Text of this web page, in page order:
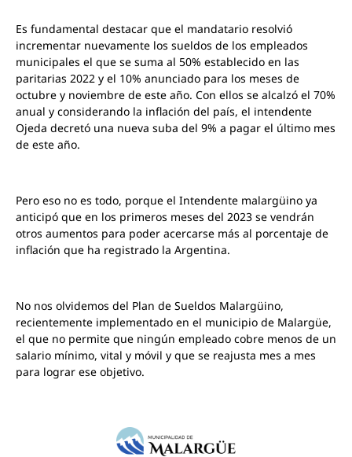
Es fundamental destacar que el mandatario resolvió
incrementar nuevamente los sueldos de los empleados
municipales el que se suma al 50% establecido en las
paritarias 2022 y el 10% anunciado para los meses de
octubre y noviembre de este año. Con ellos se alcalzó el 70%
anual y considerando la inflación del país, el intendente
Ojeda decretó una nueva suba del 9% a pagar el último mes
de este año.
Pero eso no es todo, porque el Intendente malargüino ya
anticipó que en los primeros meses del 2023 se vendrán
otros aumentos para poder acercarse más al porcentaje de
inflación que ha registrado la Argentina.
No nos olvidemos del Plan de Sueldos Malargüino,
recientemente implementado en el municipio de Malargüe,
el que no permite que ningún empleado cobre menos de un
salario mínimo, vital y móvil y que se reajusta mes a mes
para lograr ese objetivo.